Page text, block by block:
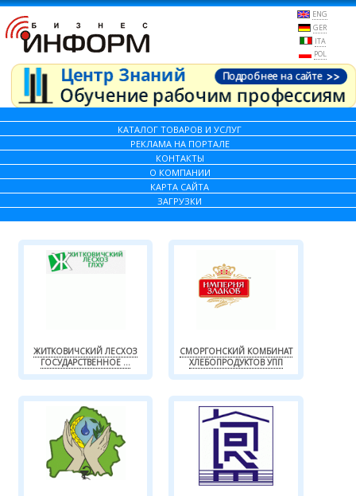
ENG
GER
ITA
POL
КАТАЛОГ ТОВАРОВ И УСЛУГ
РЕКЛАМА НА ПОРТАЛЕ
КОНТАКТЫ
О КОМПАНИИ
КАРТА САЙТА
ЗАГРУЗКИ
ЖИТКОВИЧСКИЙ ЛЕСХОЗ
ГОСУДАРСТВЕННОЕ ...
СМОРГОНСКИЙ КОМБИНАТ
ХЛЕБОПРОДУКТОВ УПП